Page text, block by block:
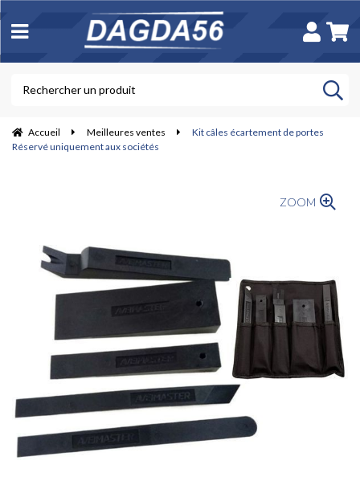
Accueil Meilleures ventes
Kit câles écartement de portes
Réservé uniquement aux sociétés
ZOOM